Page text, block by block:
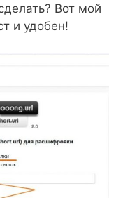
Вот мой
и удобен!